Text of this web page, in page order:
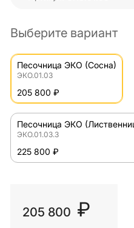
Выберите вариант
Песочница ЭКО (Сосна)
ЭКО.01.03
205 800 ₽
Песочница ЭКО
ЭКО.01.03.3
225 800 ₽
205 800 ₽